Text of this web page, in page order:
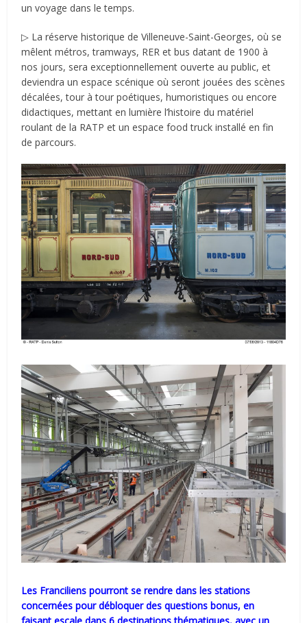
un voyage dans le temps.
▷ La réserve historique de Villeneuve-Saint-Georges, où se
mêlent métros, tramways, RER et bus datant de 1900 à
nos jours, sera exceptionnellement ouverte au public, et
deviendra un espace scénique où seront jouées des scènes
décalées, tour à tour poétiques, humoristiques ou encore
didactiques, mettant en lumière l’histoire du matériel
roulant de la RATP et un espace food truck installé en fin
de parcours.
Les Franciliens pourront se rendre dans les stations
concernées pour débloquer des questions bonus, en